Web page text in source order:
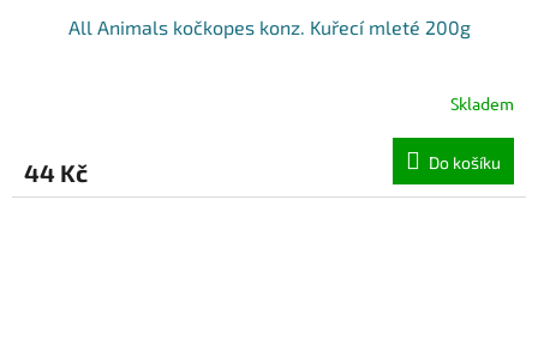
All Animals kočkopes konz. Kuřecí mleté 200g
Skladem
44 Kč Do košíku